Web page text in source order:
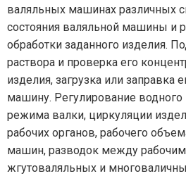
валяльных машинах различных
состояния валяльной машины и
обработки заданного изделия.
раствора и проверка его
изделия, загрузка или заправка
машину. Регулирование водного
режима валки, циркуляции
рабочих органов, рабочего
машин, разводок между
жгутоваляльных и